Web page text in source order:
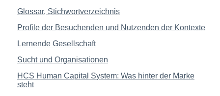
Glossar, Stichwortverzeichnis
Profile der Besuchenden und Nutzenden der Kontexte
Lernende Gesellschaft
Sucht und Organisationen
HCS Human Capital System: Was hinter der Marke
steht